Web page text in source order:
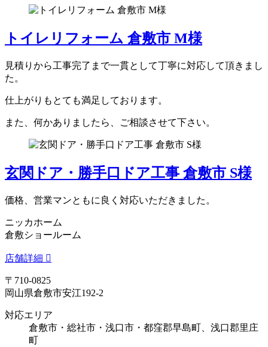
トイレリフォーム 倉敷市 M様
見積りから工事完了まで一貫として丁寧に対応して頂きまし
た。
仕上がりもとても満足しております。
また、何かありましたら、ご相談させて下さい。
玄関ドア・勝手口ドア工事 倉敷市 S様
価格、営業マンともに良く対応いただきました。
ニッカホーム
倉敷ショールーム
店舗詳細
〒710-0825
岡山県倉敷市安江192-2
対応エリア
倉敷市・総社市・浅口市・都窪郡早島町、浅口郡里庄
町